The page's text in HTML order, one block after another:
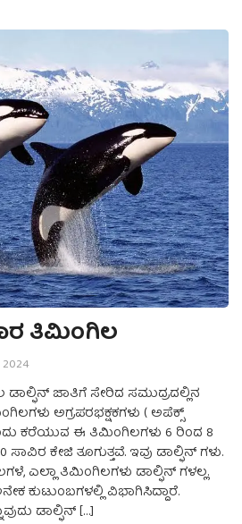
ತಿಮಿಂಗಿಲ
2024
ಜಾತಿಗೆ ಸೇರಿದ ಸಮುದ್ರದಲ್ಲಿನ
ಅಗ್ರಪರಭಕ್ಷಕಗಳು ( ಅಪೆಕ್ಸ್
ಕರೆಯುವ ಈ ತಿಮಿಂಗಿಲಗಳು 6 ರಿಂದ 8
ಕೇಜಿ ತೂಗುತ್ತವೆ. ಇವು ಡಾಲ್ಫಿನ್ ಗಳು.
ಎಲ್ಲಾ ತಿಮಿಂಗಿಲಗಳು ಡಾಲ್ಫಿನ್ ಗಳಲ್ಲ.
ಕುಟುಂಬಗಳಲ್ಲಿ ವಿಭಾಗಿಸಿದ್ದಾರೆ.
ಡಾಲ್ಫಿನ್ […]